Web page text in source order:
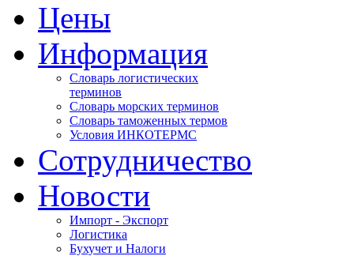
Цены
Информация
Словарь логистических
терминов
Словарь морских терминов
Словарь таможенных термов
Условия ИНКОТЕРМС
Сотрудничество
Новости
Импорт - Экспорт
Логистика
Бухучет и Налоги